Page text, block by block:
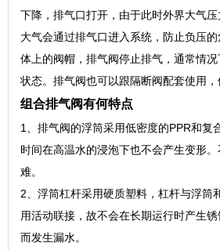
下降，排气口打开，由于此时外界大气
大气会通过排气口进入系统，防止负压
体上的阀帽，排气阀停止排气，通常情
状态。排气阀也可以跟隔断阀配套使用，
组合排气阀有何特点
1、排气阀的浮筒采用低密度的PPR和复
时间在高温水的浸泡下也不会产生变形
难。
2、浮筒杠杆采用硬质塑料，杠杆与浮筒
用活动联接，故不会在长期运行时产生
而发生漏水。